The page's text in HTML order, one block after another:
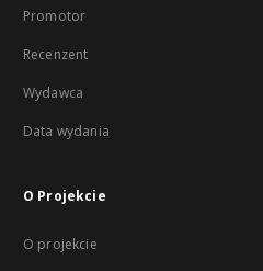
Promotor
Recenzent
Wydawca
Data wydania
O Projekcie
O projekcie